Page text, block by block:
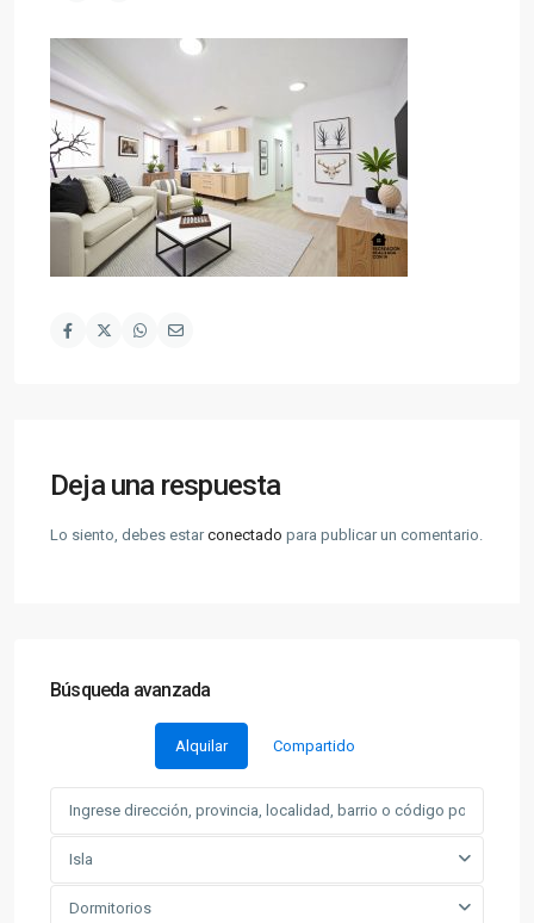
Deja una respuesta
Lo siento, debes estarconectado para publicar un comentario.
Búsqueda avanzada
Alquilar Compartido
Isla
Dormitorios